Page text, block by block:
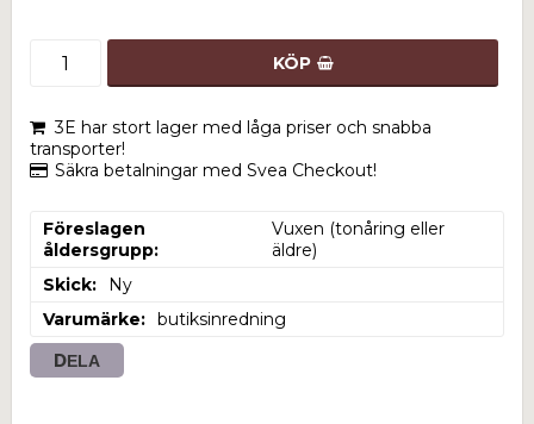
KÖP
3E har stort lager med låga priser och snabba
transporter!
Säkra betalningar med Svea Checkout!
Föreslagen
åldersgrupp
Vuxen (tonåring eller
äldre)
Skick
Ny
Varumärke
butiksinredning
DELA